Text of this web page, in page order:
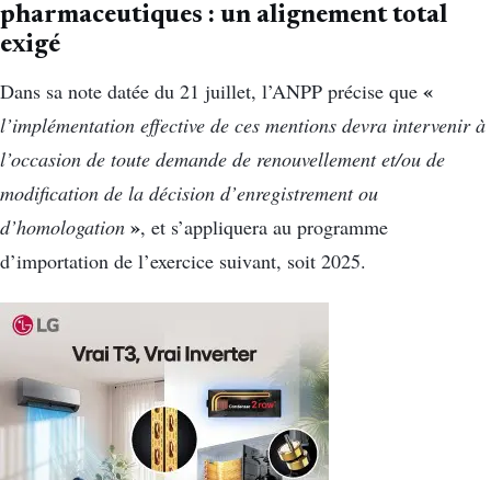
pharmaceutiques : un alignement total
exigé
Dans sa note datée du 21 juillet, l’ANPP précise que «
l’implémentation effective de ces mentions devra intervenir à
l’occasion de toute demande de renouvellement et/ou de
modification de la décision d’enregistrement ou
d’homologation », et s’appliquera au programme
d’importation de l’exercice suivant, soit 2025.